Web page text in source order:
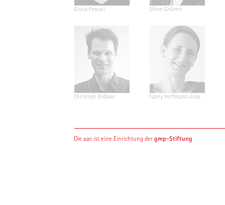
Giulia Foscari Sören Grünert
Christoph Elsässer Fanny Hoffmann-Loss
Die aac ist eine Einrichtung dergmp-Stiftung